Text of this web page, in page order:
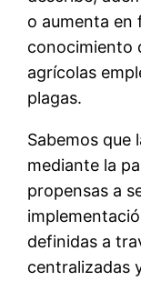
o aumenta en
conocimiento
agrícolas
plagas.
Sabemos que
mediante la
propensas a
definidas a
centralizadas